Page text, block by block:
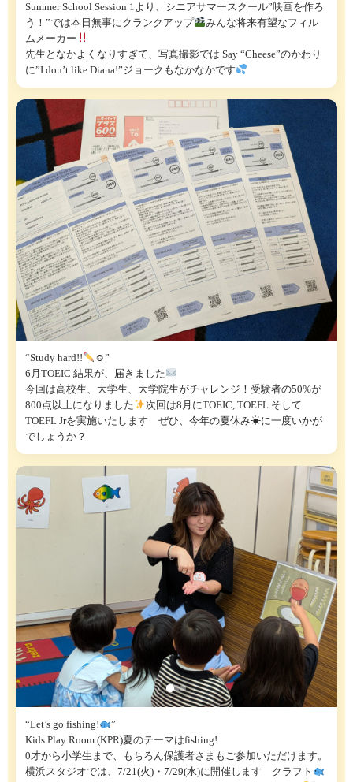
Summer School Session 1より、シニアサマースクール”映画を作ろ
う！”では本日無事にクランクアップ
みんな将来有望なフィル
ムメーカー
先生となかよくなりすぎて、写真撮影では Say “Cheese”のかわり
に”I don’t like Diana!”ジョークもなかなかです
“Study hard!!
☺”
6月TOEIC 結果が、届きました
今回は高校生、大学生、大学院生がチャレンジ！受験者の50%が
800点以上になりました
次回は8月にTOEIC, TOEFL そして
TOEFL Jrを実施いたします ぜひ、今年の夏休み☀に一度いかが
でしょうか？
“Let’s go fishing!
”
Kids Play Room (KPR)夏のテーマはfishing!
0才から小学生まで、もちろん保護者さまもご参加いただけます。
横浜スタジオでは、7/21(火)・7/29(水)に開催します クラフト